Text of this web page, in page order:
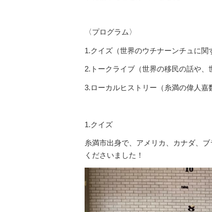
〈プログラム〉
1.クイズ（世界のウチナーンチュに関
2.トークライブ（世界の移民の話や
3.ローカルヒストリー（糸満の偉人嘉
1.クイズ
糸満市出身で、アメリカ、カナダ、
くださいました！